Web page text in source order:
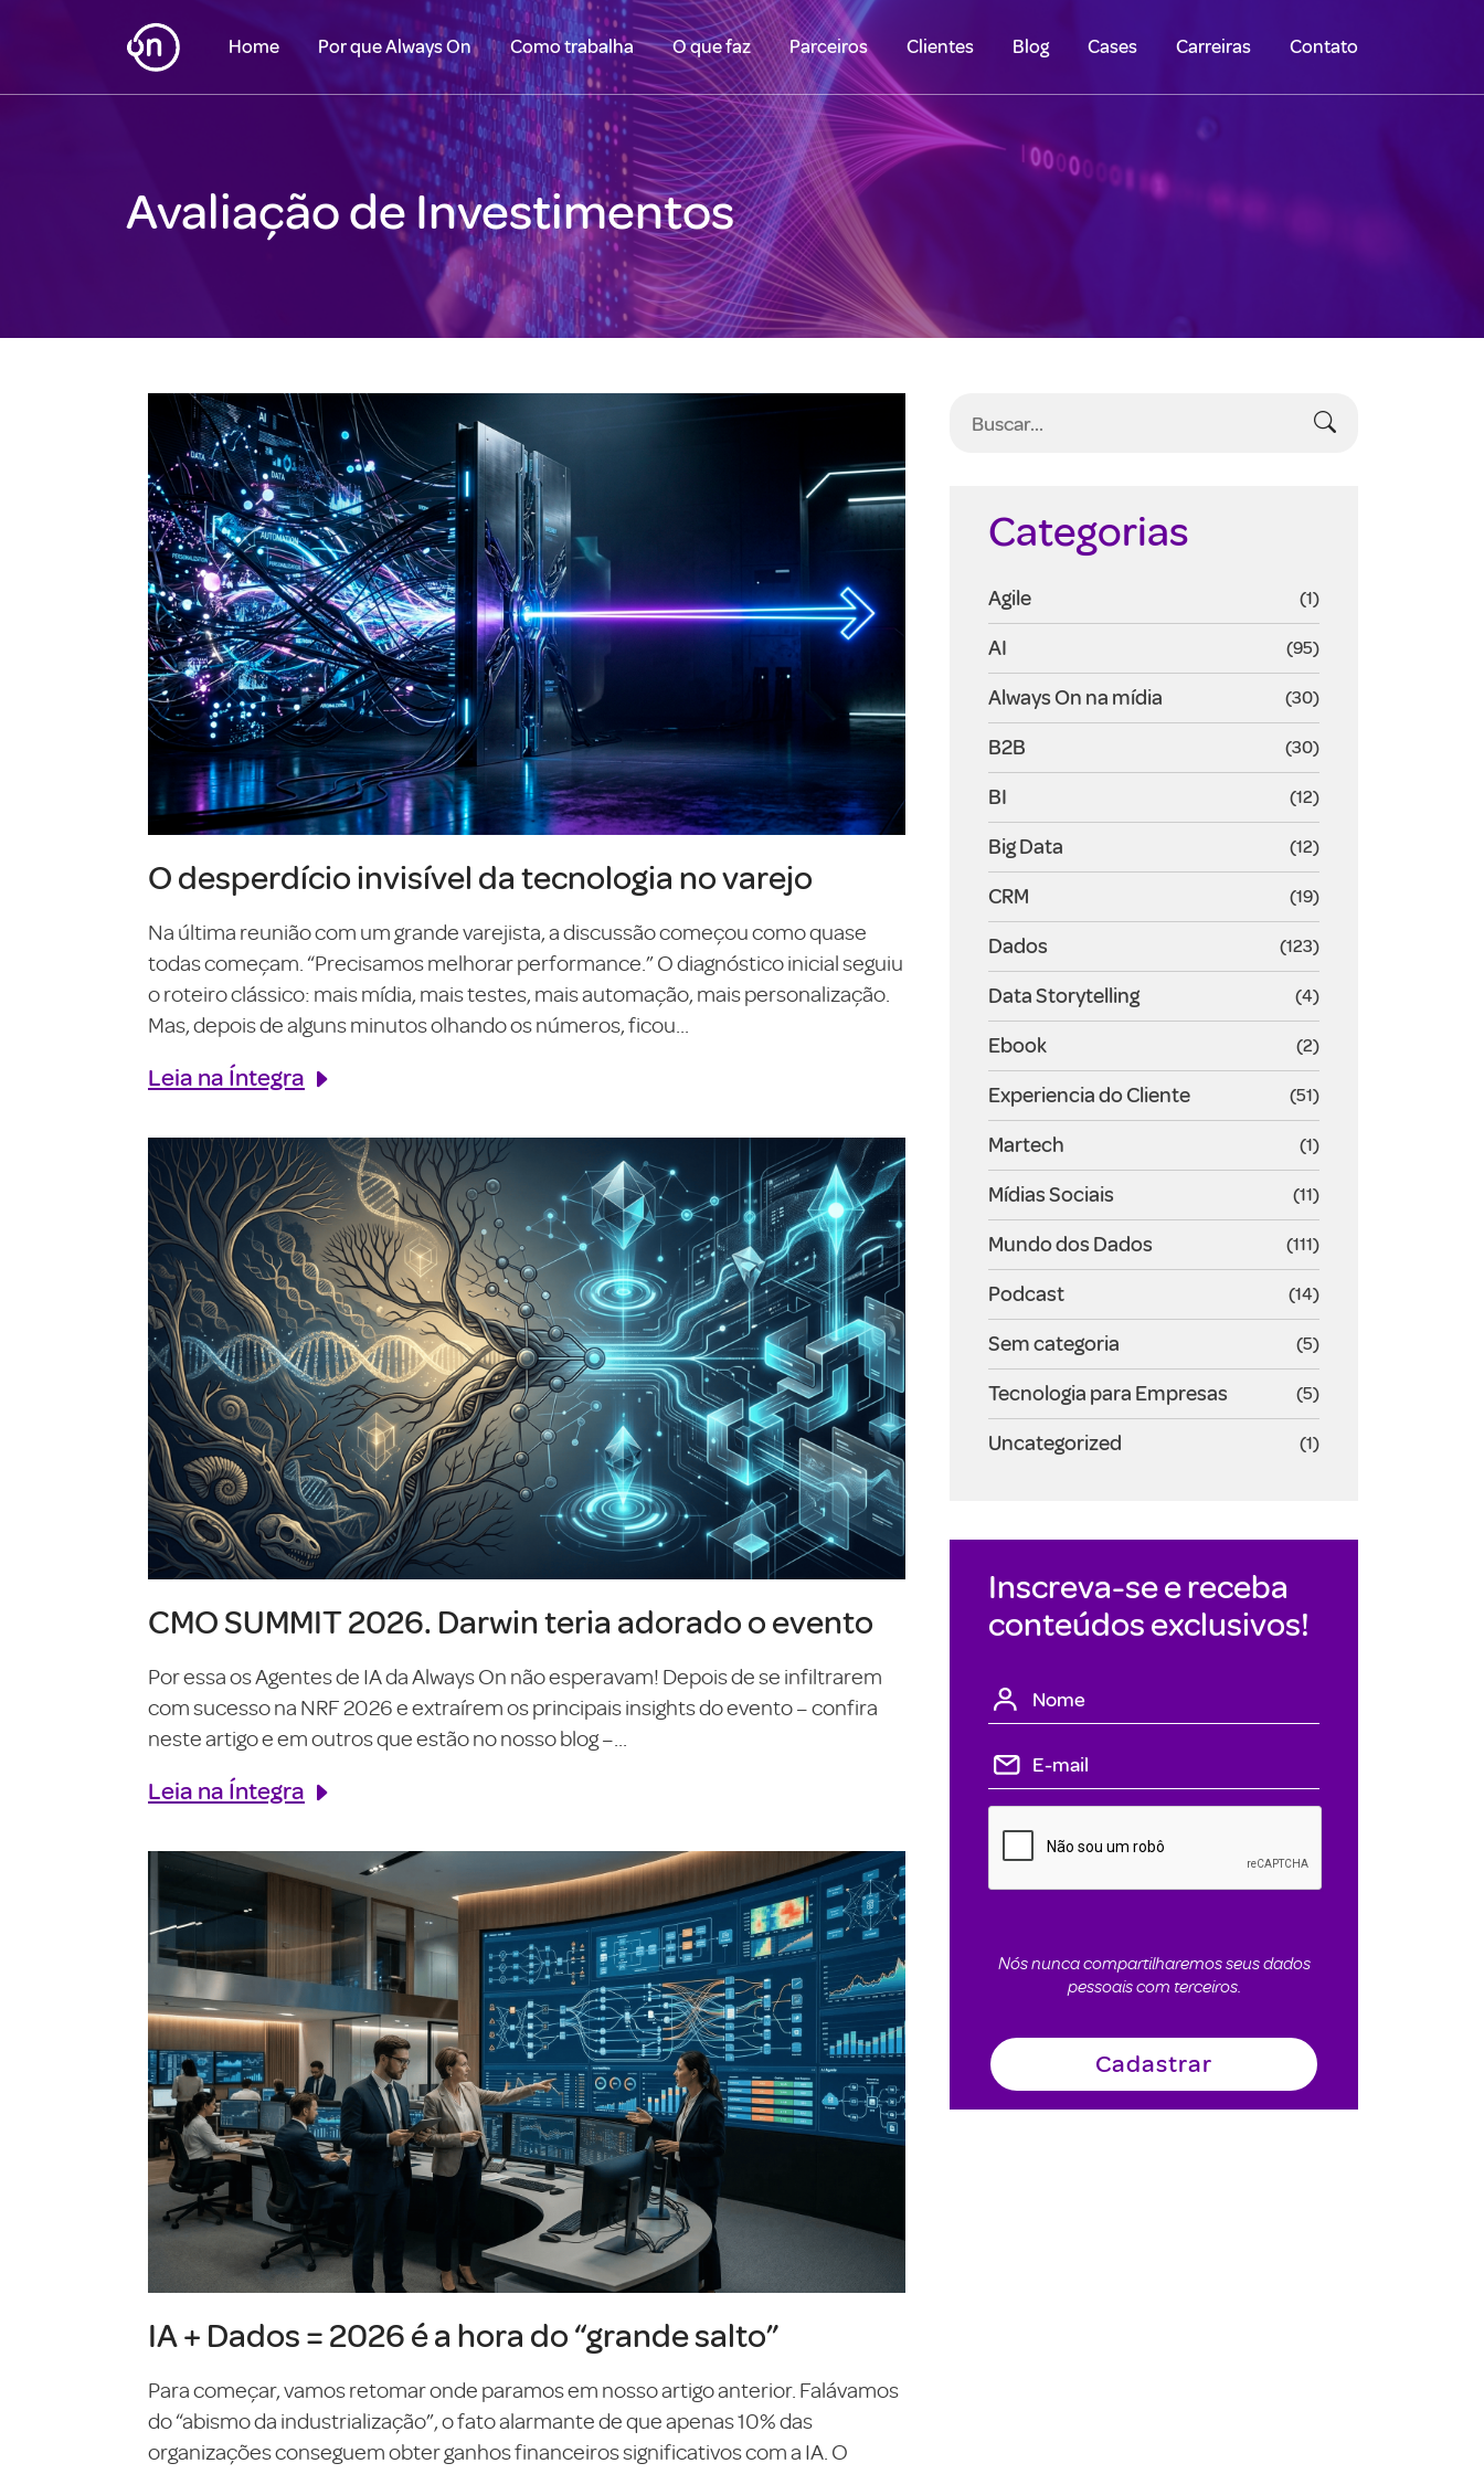
Home Por que Always On Como trabalha O que faz Parceiros Clientes Blog Cases Carreiras Contato
Avaliação de Investimentos
O desperdício invisível da tecnologia no varejo
Na última reunião com um grande varejista, a discussão começou como quase
todas começam. “Precisamos melhorar performance.” O diagnóstico inicial seguiu
o roteiro clássico: mais mídia, mais testes, mais automação, mais personalização.
Mas, depois de alguns minutos olhando os números, ficou...
Leia na Íntegra
CMO SUMMIT 2026. Darwin teria adorado o evento
Por essa os Agentes de IA da Always On não esperavam! Depois de se infiltrarem
com sucesso na NRF 2026 e extraírem os principais insights do evento – confira
neste artigo e em outros que estão no nosso blog –...
Leia na Íntegra
IA + Dados = 2026 é a hora do “grande salto”
Para começar, vamos retomar onde paramos em nosso artigo anterior. Falávamos
do “abismo da industrialização”, o fato alarmante de que apenas 10% das
organizações conseguem obter ganhos financeiros significativos com a IA. O
Categorias
Agile (1)
AI (95)
Always On na mídia (30)
B2B (30)
BI (12)
Big Data (12)
CRM (19)
Dados (123)
Data Storytelling (4)
Ebook (2)
Experiencia do Cliente (51)
Martech (1)
Mídias Sociais (11)
Mundo dos Dados (111)
Podcast (14)
Sem categoria (5)
Tecnologia para Empresas (5)
Uncategorized (1)
Inscreva-se e receba
conteúdos exclusivos!
Nós nunca compartilharemos seus dados
pessoais com terceiros.